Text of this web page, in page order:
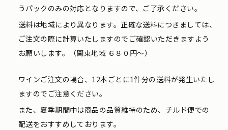
うパックのみの対応となりますので、ご了承ください。
送料は地域により異なります。正確な送料につきましては、
ご注文の際に計算いたしますのでご確認いただきますよう
お願いします。（関東地域 ６８０円〜）
ワインご注文の場合、12本ごとに1件分の送料が発生いたし
ますのでご注意ください。
また、夏季期間中は商品の品質維持のため、チルド便での
配送をおすすめしております。